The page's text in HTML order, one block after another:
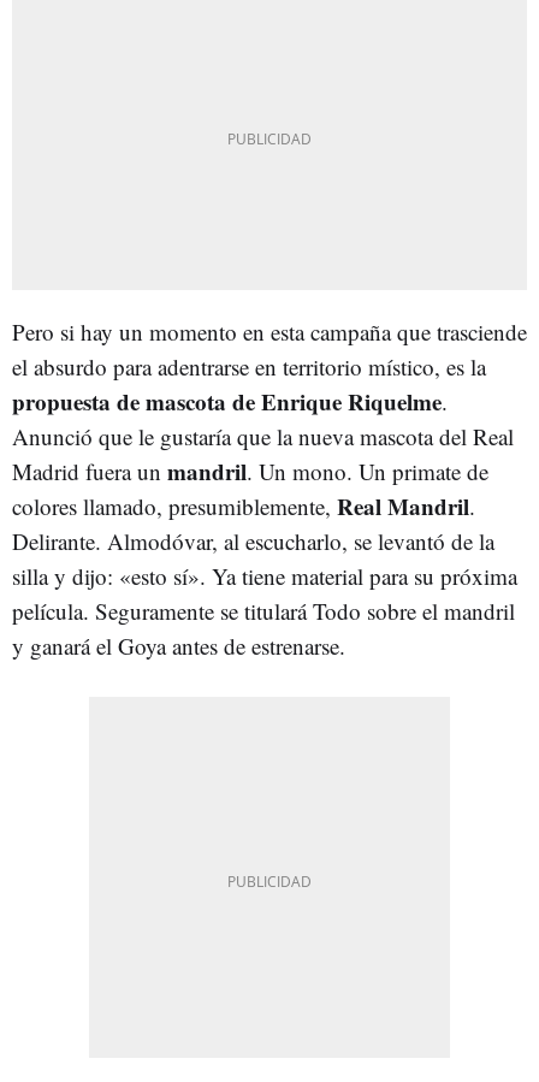
Pero si hay un momento en esta campaña que trasciende
el absurdo para adentrarse en territorio místico, es la
propuesta de mascota de Enrique Riquelme.
Anunció que le gustaría que la nueva mascota del Real
Madrid fuera un mandril. Un mono. Un primate de
colores llamado, presumiblemente, Real Mandril.
Delirante. Almodóvar, al escucharlo, se levantó de la
silla y dijo: «esto sí». Ya tiene material para su próxima
película. Seguramente se titulará Todo sobre el mandril
y ganará el Goya antes de estrenarse.